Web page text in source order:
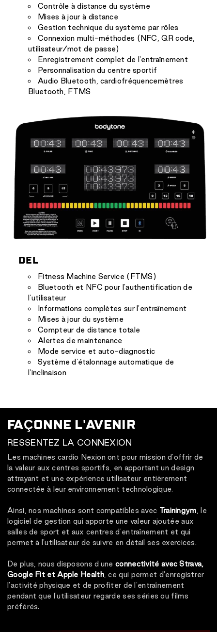
Contrôle à distance du système
Mises à jour à distance
Gestion technique du système par rôles
Connexion multi-méthodes (NFC, QR code,
utilisateur/mot de passe)
Enregistrement complet de l'entraînement
Personnalisation du centre sportif
Audio Bluetooth, cardiofréquencemètres
Bluetooth, FTMS
DEL
Fitness Machine Service (FTMS)
Bluetooth et NFC pour l'authentification de
l'utilisateur
Informations complètes sur l'entraînement
Mises à jour du système
Compteur de distance totale
Alertes de maintenance
Mode service et auto-diagnostic
Système d'étalonnage automatique de
l'inclinaison
FAÇONNE L'AVENIR
RESSENTEZ LA CONNEXION
Les machines cardio Nexion ont pour mission d'offrir de
la valeur aux centres sportifs, en apportant un design
attrayant et une expérience utilisateur entièrement
connectée à leur environnement technologique.
Ainsi, nos machines sont compatibles avec Trainingym , le
logiciel de gestion qui apporte une valeur ajoutée aux
salles de sport et aux centres d'entraînement et qui
permet à l'utilisateur de suivre en détail ses exercices.
De plus, nous disposons d'une connectivité avec Strava,
Google Fit et Apple Health, ce qui permet d'enregistrer
l'activité physique et de profiter de l'entraînement
pendant que l'utilisateur regarde ses séries ou films
préférés.